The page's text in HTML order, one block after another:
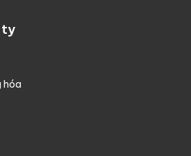
ty
hóa